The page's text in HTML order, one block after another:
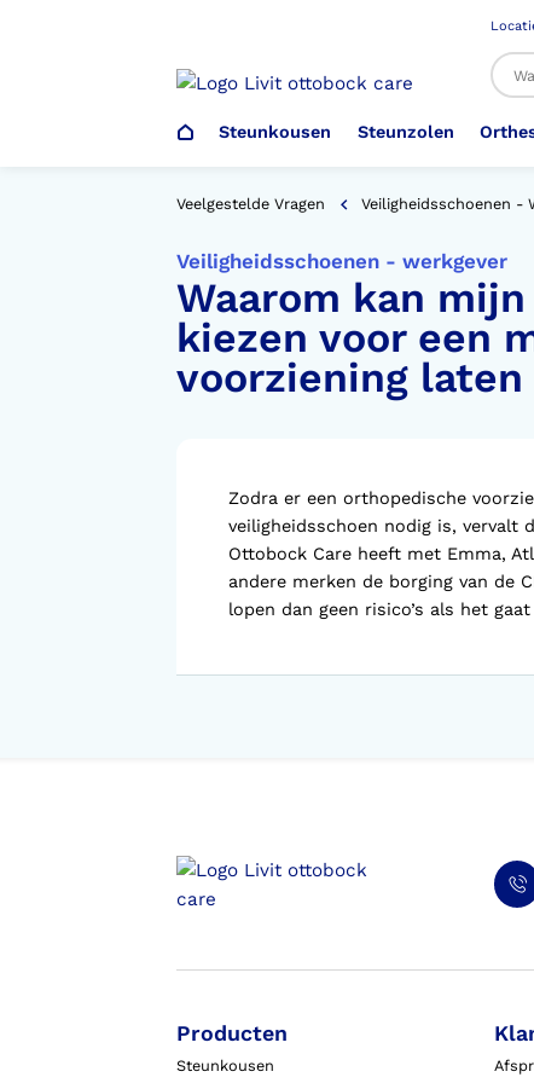
Steunkousen
Steunkousen (klasse 1)
Aantrekhulpen
Steunzolen
Steunzolen
Voetdrukmeting
Arm Elleboog
Heup Bekken Lies
Schoenencatalogus
Ambulo
Voorlopige orthopedische
schoenen (VLOS)
Armprothese
Elleboogprothese
Veiligheidsschoenen –
Werkgever
Veelgestelde Vragen Veiligheidsschoenen -
Veiligheidsschoenen - werkgever
Waarom kan
kiezen voor een
voorziening laten
Zodra er een orthopedische
veiligheidsschoen nodig is, vervalt
Ottobock Care heeft met Emma,
andere merken de borging van de
lopen dan geen risico’s als het
Producten
Steunkousen